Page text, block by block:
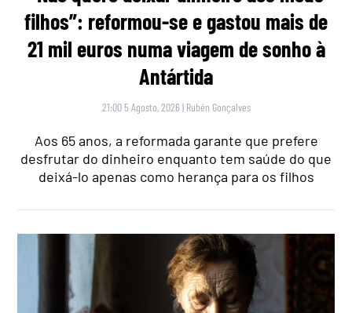
filhos”: reformou-se e gastou mais de
21 mil euros numa viagem de sonho à
Antártida
21:00 5 Agosto, 2026 | Rubén Gonçalves
Aos 65 anos, a reformada garante que prefere
desfrutar do dinheiro enquanto tem saúde do que
deixá-lo apenas como herança para os filhos